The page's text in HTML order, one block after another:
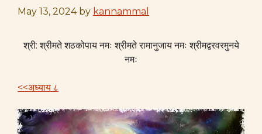
May 13, 2024 by kannammal
श्री: श्रीमते शठकोपाय नमः श्रीमते रामानुजाय नमः श्रीमद्वरवरमुनये
नमः
<<अध्याय ८